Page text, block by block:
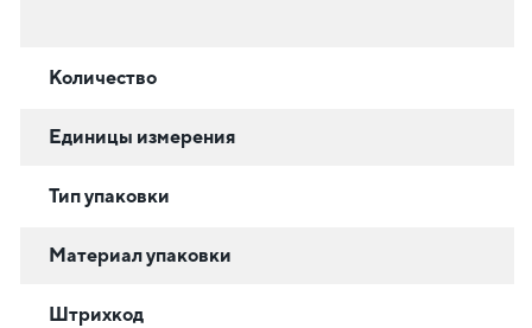
Количество
Единицы измерения
Тип упаковки
Материал упаковки
Штрихкод